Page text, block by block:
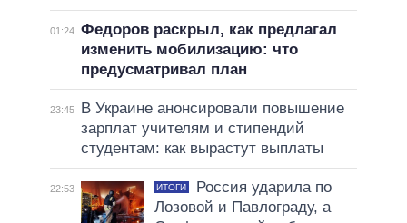
01:24 Федоров раскрыл, как предлагал
изменить мобилизацию: что
предусматривал план
23:45
В Украине анонсировали повышение
зарплат учителям и стипендий
студентам: как вырастут выплаты
22:53 ИТОГИ
Россия ударила по
Лозовой и Павлограду, а